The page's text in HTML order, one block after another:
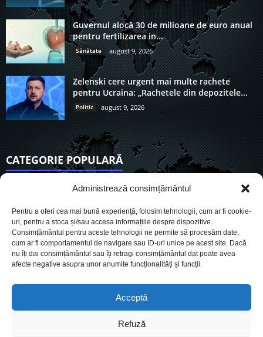
Administrează consimțământul
Pentru a oferi cea mai bună experiență, folosim tehnologii, cum ar fi cookie-
uri, pentru a stoca și/sau accesa informațiile despre dispozitive.
Consimțământul pentru aceste tehnologii ne permite să procesăm date,
cum ar fi comportamentul de navigare sau ID-uri unice pe acest site. Dacă
nu îți dai consimțământul sau îți retragi consimțământul dat poate avea
afecte negative asupra unor anumite funcționalități și funcții.
Acceptă
Refuză
Guvernul alocă 30 de milioane de euro anual
pentru fertilizarea in...
Sănătate august 9, 2026
Zelenski cere urgent mai multe rachete
pentru Ucraina: „Rachetele din depozitele...
Politic august 9, 2026
CATEGORIE POPULARĂ
6925
Social
Politic
Economie
565